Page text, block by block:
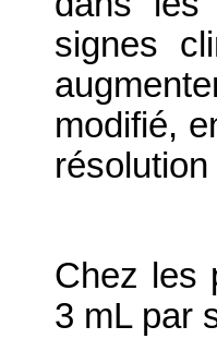
signes
modifié,
Chez les
3 mL par